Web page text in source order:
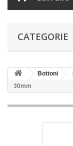
CATEGORIE
Bottoni
30mm